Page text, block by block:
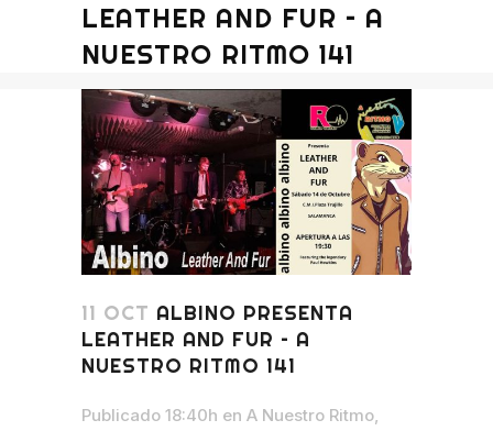
LEATHER AND FUR – A
NUESTRO RITMO 141
11 OCT ALBINO PRESENTA
LEATHER AND FUR – A
NUESTRO RITMO 141
Publicado 18:40h en A Nuestro Ritmo